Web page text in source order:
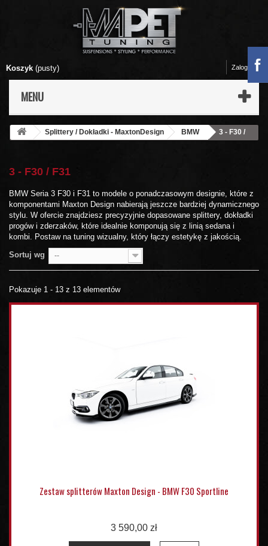
Koszyk (pusty)
MENU
Zaloguj się
Splittery / Dokładki - MaxtonDesign BMW
3 - F30 /
3 - F30 / F31
BMW Seria 3 F30 i F31 to modele o ponadczasowym designie, które z
komponentami Maxton Design nabierają jeszcze bardziej dynamicznego
stylu. W ofercie znajdziesz precyzyjnie dopasowane splittery, dokładki
progów i zderzaków, które idealnie komponują się z linią sedana i
kombi. Postaw na tuning wizualny, który łączy estetykę z jakością.
Sortuj wg
--
Pokazuje 1 - 13 z 13 elementów
Zestaw splitterów Maxton Design - BMW F30 Sportline
3 590,00 zł